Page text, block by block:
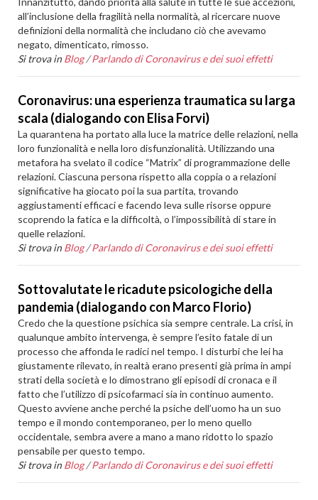
all’inclusione della fragilità nella normalità, al ricercare nuove
definizioni della normalità che includano ciò che avevamo
negato, dimenticato, rimosso.
Si trova in Blog /Parlando di Coronavirus e dei suoi effetti
Coronavirus: una esperienza traumatica su larga
scala (dialogando con Elisa Forvi)
La quarantena ha portato alla luce la matrice delle relazioni, nella
loro funzionalità e nella loro disfunzionalità. Utilizzando una
metafora ha svelato il codice “Matrix” di programmazione delle
relazioni. Ciascuna persona rispetto alla coppia o a relazioni
significative ha giocato poi la sua partita, trovando
aggiustamenti efficaci e facendo leva sulle risorse oppure
scoprendo la fatica e la difficoltà, o l’impossibilità di stare in
quelle relazioni.
Si trova in Blog /Parlando di Coronavirus e dei suoi effetti
Sottovalutate le ricadute psicologiche della
pandemia (dialogando con Marco Florio)
Credo che la questione psichica sia sempre centrale. La crisi, in
qualunque ambito intervenga, è sempre l’esito fatale di un
processo che affonda le radici nel tempo. I disturbi che lei ha
giustamente rilevato, in realtà erano presenti già prima in ampi
strati della società e lo dimostrano gli episodi di cronaca e il
fatto che l’utilizzo di psicofarmaci sia in continuo aumento.
Questo avviene anche perché la psiche dell’uomo ha un suo
tempo e il mondo contemporaneo, per lo meno quello
occidentale, sembra avere a mano a mano ridotto lo spazio
pensabile per questo tempo.
Si trova in Blog /Parlando di Coronavirus e dei suoi effetti